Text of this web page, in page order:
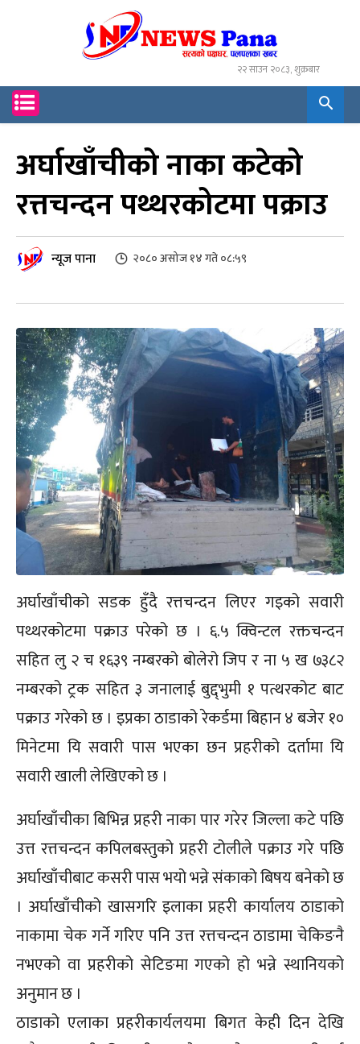
२२ साउन २०८३, शुक्रबार
अर्घाखाँचीको नाका कटेको
रत्तचन्दन पथ्थरकोटमा पक्राउ
न्यूज पाना २०८० असोज १४ गते ०८:५९
अर्घाखाँचीको सडक हुँदै रत्तचन्दन लिएर गइको सवारी
पथ्थरकोटमा पक्राउ परेको छ । ६.५ क्विन्टल रक्तचन्दन
सहित लु २ च १६३९ नम्बरको बोलेरो जिप र ना ५ ख ७३८२
नम्बरको ट्रक सहित ३ जनालाई बुद्द्भुमी १ पत्थरकोट बाट
पक्राउ गरेको छ । इप्रका ठाडाको रेकर्डमा बिहान ४ बजेर १०
मिनेटमा यि सवारी पास भएका छन प्रहरीको दर्तामा यि
सवारी खाली लेखिएको छ ।
अर्घाखाँचीका बिभिन्न प्रहरी नाका पार गरेर जिल्ला कटे पछि
उत्त रत्तचन्दन कपिलबस्तुको प्रहरी टोलीले पक्राउ गरे पछि
अर्घाखाँचीबाट कसरी पास भयो भन्ने संकाको बिषय बनेको छ
। अर्घाखाँचीको खासगरि इलाका प्रहरी कार्यालय ठाडाको
नाकामा चेक गर्ने गरिए पनि उत्त रत्तचन्दन ठाडामा चेकिङनै
नभएको वा प्रहरीको सेटिङमा गएको हो भन्ने स्थानियको
अनुमान छ ।
ठाडाको एलाका प्रहरीकार्यलयमा बिगत केही दिन देखि